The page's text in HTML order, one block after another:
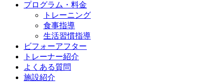
プログラム・料金
トレーニング
食事指導
生活習慣指導
ビフォーアフター
トレーナー紹介
よくある質問
施設紹介